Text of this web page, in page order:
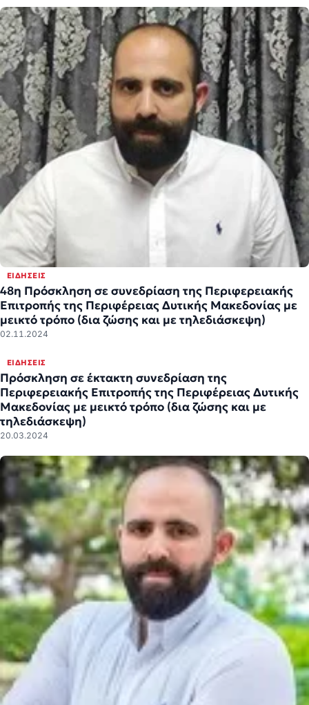
ΕΙΔΉΣΕΙΣ
48η Πρόσκληση σε συνεδρίαση της Περιφερειακής
Επιτροπής της Περιφέρειας Δυτικής Μακεδονίας με
μεικτό τρόπο (δια ζώσης και με τηλεδιάσκεψη)
02.11.2024
ΕΙΔΉΣΕΙΣ
Πρόσκληση σε έκτακτη συνεδρίαση της
Περιφερειακής Επιτροπής της Περιφέρειας Δυτικής
Μακεδονίας με μεικτό τρόπο (δια ζώσης και με
τηλεδιάσκεψη)
20.03.2024